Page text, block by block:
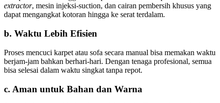
extractor, mesin injeksi-suction, dan cairan pembersih khusus yang
dapat mengangkat kotoran hingga ke serat terdalam.
b. Waktu Lebih Efisien
Proses mencuci karpet atau sofa secara manual bisa memakan waktu
berjam-jam bahkan berhari-hari. Dengan tenaga profesional, semua
bisa selesai dalam waktu singkat tanpa repot.
c. Aman untuk Bahan dan Warna